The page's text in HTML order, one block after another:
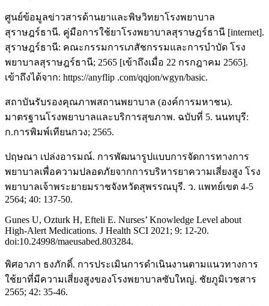
ศูนย์ข้อมูลข่าวสารด้านยาและพิษวิทยาโรงพยาบาล
สุราษฎร์ธานี. คู่มือการใช้ยาโรงพยาบาลสุราษฎร์ธานี [internet].
สุราษฎร์ธานี: คณะกรรมการเภสัชกรรมและการบำบัด โรง
พยาบาลสุราษฎร์ธานี; 2565 [เข้าถึงเมื่อ 22 กรกฎาคม 2565].
เข้าถึงได้จาก: https://anyflip .com/qqjon/wgyn/basic.
สถาบันรับรองคุณภาพสถานพยาบาล (องค์การมหาชน).
มาตรฐานโรงพยาบาลและบริการสุขภาพ. ฉบับที่ 5. นนทบุรี:
ก.การพิมพ์เทียนกวง; 2565.
ปฤษณา เปล่งอารมณ์. การพัฒนารูปแบบการจัดการทางการ
พยาบาลเพื่อความปลอดภัยจากการบริหารยาความเสี่ยงสูง โรง
พยาบาลเจ้าพระยายมราชจังหวัดสุพรรณบุรี. ว. แพทย์เขต 4-5
2564; 40: 137-50.
Gunes U, Ozturk H, Efteli E. Nurses’ Knowledge Level about
High-Alert Medications. J Health SCI 2021; 9: 12-20.
doi:10.24998/maeusabed.803284.
พิศอาภา ธงภักดิ์. การประเมินการดำเนินงานตามแนวทางการ
ใช้ยาที่มีความเสี่ยงสูงของโรงพยาบาลซับใหญ่. ชัยภูมิเวชสาร
2565; 42: 35-46.